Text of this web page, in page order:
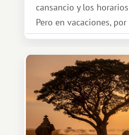
cansancio y los
Pero en vacaciones,
espacio para dos y
especial por tu pareja.
qué ser algo grandioso,
cálido y memorable.